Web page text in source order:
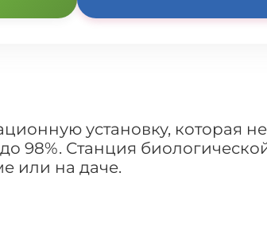
установку, которая не
98%. Станция
или на даче.